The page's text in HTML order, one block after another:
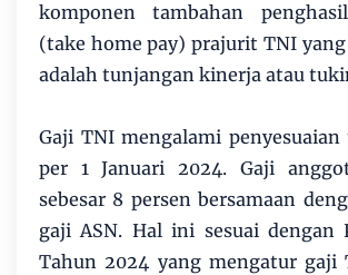
komponen tambahan
(take home pay) prajurit TNI
adalah tunjangan kinerja atau
Gaji TNI mengalami
per 1 Januari 2024. Gaji
sebesar 8 persen bersamaan
gaji ASN. Hal ini sesuai dengan
Tahun 2024 yang mengatur gaji